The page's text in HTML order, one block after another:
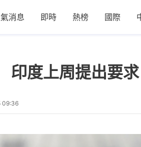
消息 即時 熱榜 國際
印度上周提出要
09:36